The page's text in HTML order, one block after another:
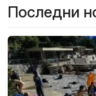
Последни